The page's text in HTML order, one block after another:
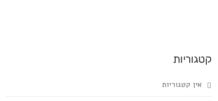
קטגוריות
אין קטגוריות